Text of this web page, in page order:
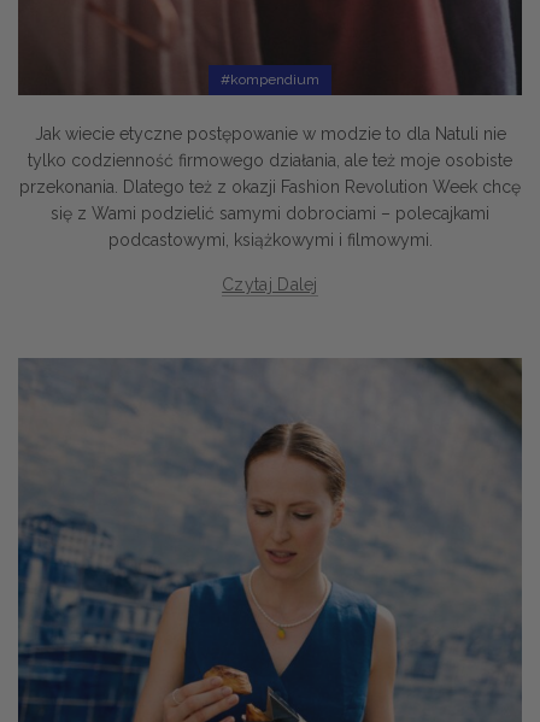
#kompendium
Jak wiecie etyczne postępowanie w modzie to dla Natuli nie
tylko codzienność firmowego działania, ale też moje osobiste
przekonania. Dlatego też z okazji Fashion Revolution Week chcę
się z Wami podzielić samymi dobrociami – polecajkami
podcastowymi, książkowymi i filmowymi.
Czytaj Dalej